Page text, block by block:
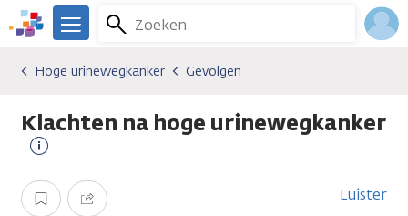
Overslaan
en
gaan
We
er
je.
Kanker.nl
Zoeken
Menu
Kankersoorten
Hoge urinewegkanker
Gevolgen
Hoge urinewegkanker Gevolgen
Klachten na hoge urinewegkanker
informatie
Opslaan Delen Luister